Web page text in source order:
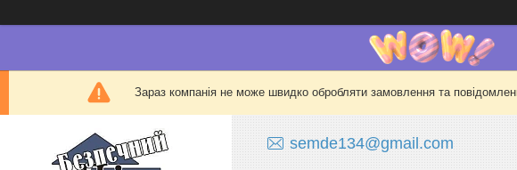
Зараз компанія не може швидко обробляти замовлення та
semde134@gmail.com